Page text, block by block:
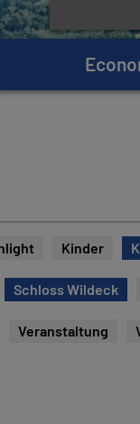
Kinder
Schloss Wildeck
Veranstaltung